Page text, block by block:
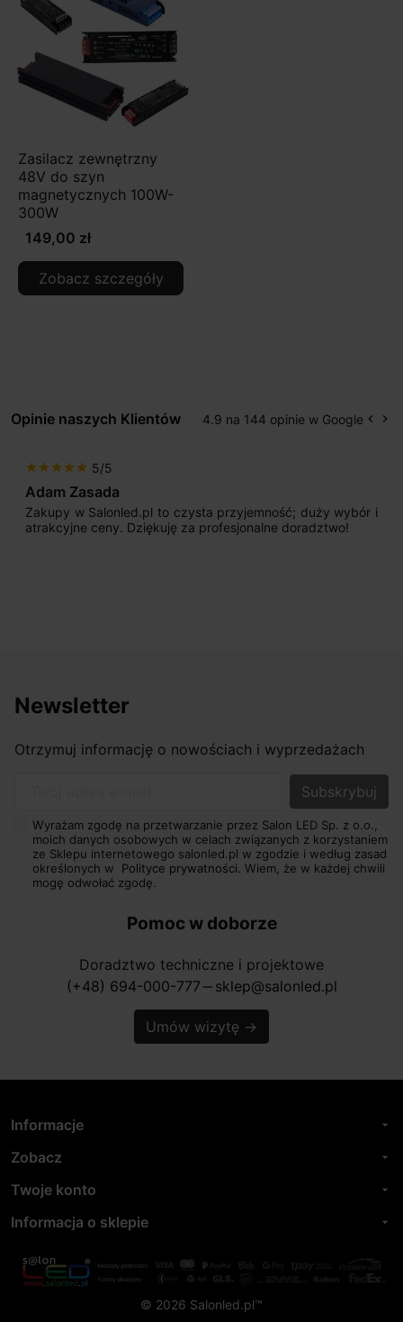
Zasilacz zewnętrzny
48V do szyn
magnetycznych 100W-
300W
149,00 zł
Zobacz szczegóły
Opinie naszych Klientów 4.9 na 144 opinie w Google keyboard_arrow_left keyboard_arrow_right
star star star star star 5/5
Adam Zasada
Zakupy w Salonled.pl to czysta przyjemność; duży wybór i
atrakcyjne ceny. Dziękuję za profesjonalne doradztwo!
Newsletter
Otrzymuj informację o nowościach i wyprzedażach
Wyrażam zgodę na przetwarzanie przez Salon LED Sp. z o.o.,
moich danych osobowych w celach związanych z korzystaniem
ze Sklepu internetowego salonled.pl w zgodzie i według zasad
określonych w Polityce prywatności. Wiem, że w każdej chwili
mogę odwołać zgodę.
Pomoc w doborze
Doradztwo techniczne i projektowe
(+48) 694-000-777 horizontal_rule sklep@salonled.pl
Umów wizytę →
Informacje arrow_drop_down
Zobacz arrow_drop_down
Twoje konto arrow_drop_down
Informacja o sklepie arrow_drop_down
© 2026 Salonled.pl™